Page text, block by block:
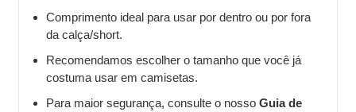
Comprimento ideal para usar por dentro ou por fora
da calça/short.
Recomendamos escolher o tamanho que você já
costuma usar em camisetas.
Para maior segurança, consulte o nosso Guia de